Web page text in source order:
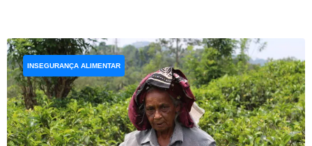
INSEGURANÇA ALIMENTAR